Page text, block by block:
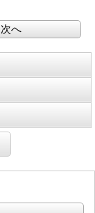
次へ